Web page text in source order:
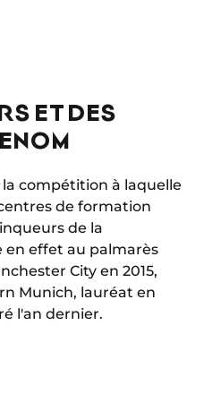
ET DES
compétition à laquelle
de formation
de la
effet au palmarès
City en 2015,
Munich, lauréat en
l'an dernier.